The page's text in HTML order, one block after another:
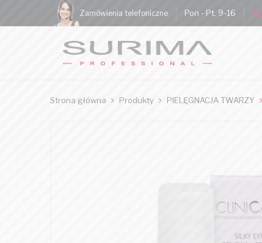
Zamówienia telefoniczne Pon - Pt. 9-16
Strona główna Produkty PIELĘGNACJA TWARZY